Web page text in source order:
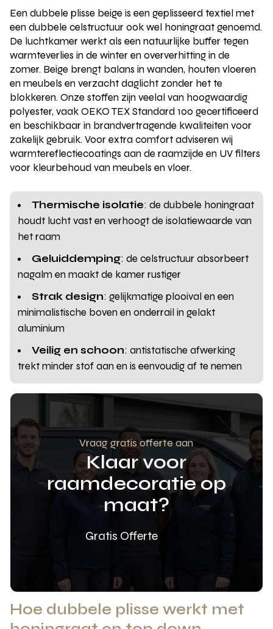
Een dubbele plisse beige is een geplisseerd textiel met
een dubbele celstructuur ook wel honingraat genoemd.
De luchtkamer werkt als een natuurlijke buffer tegen
warmteverlies in de winter en oververhitting in de
zomer. Beige brengt balans in wanden, houten vloeren
en meubels en verzacht daglicht zonder het te
blokkeren. Onze stoffen zijn veelal van hoogwaardig
polyester, vaak OEKO TEX Standard 100 gecertificeerd
en beschikbaar in brandvertragende kwaliteiten voor
zakelijk gebruik. Voor extra comfort adviseren wij
warmtereflectiecoatings aan de raamzijde en UV filters
voor kleurbehoud van meubels en vloer.
Thermische isolatie: de dubbele honingraat
houdt lucht vast en verhoogt de isolatiewaarde van
het raam
Geluiddemping: de celstructuur absorbeert
nagalm en maakt de kamer rustiger
Strak design: gelijkmatige plooival en een
minimalistische boven en onderrail in gelakt
aluminium
Veilig en schoon: antistatische afwerking
trekt minder stof aan en is eenvoudig af te nemen
Vraag gratis offerte aan
Klaar voor
raamdecoratie op
maat?
Gratis Offerte
Hoe dubbele plisse werkt met